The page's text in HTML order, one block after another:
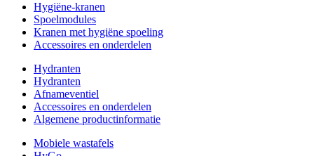
Hygiëne-kranen
Spoelmodules
Kranen met hygiëne spoeling
Accessoires en onderdelen
Hydranten
Hydranten
Afnameventiel
Accessoires en onderdelen
Algemene productinformatie
Mobiele wastafels